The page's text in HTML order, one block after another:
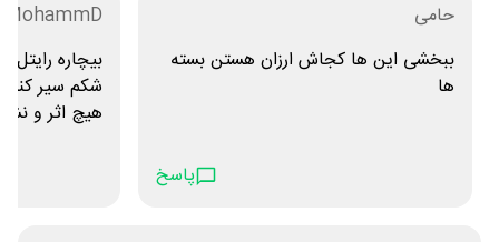
حامی
ببخشی این ها کجاش ارزان هستن بسته
ها
پاسخ
MohammD
بیچاره رایتل
شکم سیر
هیچ اثر و